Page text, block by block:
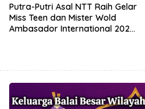
Putra-Putri Asal NTT Raih Gelar
Miss Teen dan Mister Wold
Ambasador International 2022